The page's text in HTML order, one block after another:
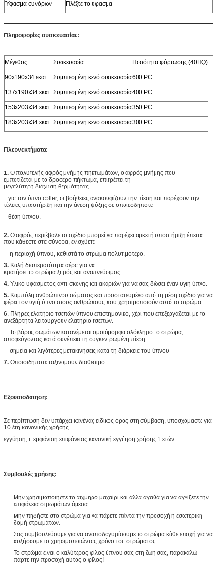
Ύφασμα συνόρων Πλέξτε το ύφασμα
Πληροφορίες συσκευασίας:
Μέγεθος Συσκευασία Ποσότητα φόρτωσης (40HQ)
90x190x34 εκατ. Συμπιεσμένη κενό συσκευασία600 PC
137x190x34 εκατ. Συμπιεσμένη κενό συσκευασία400 PC
153x203x34 εκατ. Συμπιεσμένη κενό συσκευασία350 PC
183x203x34 εκατ. Συμπιεσμένη κενό συσκευασία300 PC
Πλεονεκτήματα:
1. Ο πολυτελής αφρός μνήμης πηκτωμάτων, ο αφρός μνήμης που
εμποτίζεται με το δροσερό πήκτωμα, επιτρέπει τη
μεγαλύτερη διάχυση θερμότητας
για τον ύπνο coller, οι βοήθειες ανακουφίζουν την πίεση και παρέχουν την
τέλειες υποστήριξη και την άνεση ψύξης σε οποιεσδήποτε
θέση ύπνου.
2. Ο αφρός περιέβαλε το σχέδιο μπορεί να παρέχει αρκετή υποστήριξη έπειτα
που κάθεστε στα σύνορα, ενισχύετε
η περιοχή ύπνου, καθιστά το στρώμα πολυτιμότερο.
3. Καλή διαπερατότητα αέρα για να
κρατήσει το στρώμα ξηρός και αναπνεύσιμος.
4. Υλικό υφάσματος αντι-σκόνης και ακαριών για να σας δώσει έναν υγιή ύπνο.
5. Καμπύλη ανθρώπινου σώματος και προστατευμένο από τη μέση σχέδιο για να
φέρει τον υγιή ύπνο στους ανθρώπους που χρησιμοποιούν αυτό το στρώμα.
6. Πλήρες ελατήριο τσεπών ύπνου επιστημονικό, χέρι που επεξεργάζεται με το
ανεξάρτητα λειτουργούν ελατήριο τσεπών.
Το βάρος σωμάτων κατανέμεται ομοιόμορφα ολόκληρο το στρώμα,
αποφεύγοντας κατά συνέπεια τη συγκεντρωμένη πίεση
σημεία και λιγότερες μετακινήσεις κατά τη διάρκεια του ύπνου.
7. Οποιοιδήποτε ταξινομούν διαθέσιμο.
Εξουσιοδότηση:
Σε περίπτωση δεν υπάρχει κανένας ειδικός όρος στη σύμβαση, υποσχόμαστε για
10 έτη κανονικής χρήσης
εγγύηση, η εμφάνιση επιφάνειας κανονική εγγύηση χρήσης 1 ετών.
Συμβουλές χρήσης:
Μην χρησιμοποιήστε το αιχμηρό μαχαίρι και άλλα αγαθά για να αγγίξετε την
επιφάνεια στρωμάτων άμεσα.
Μην πηδήστε στο στρώμα για να πάρετε πάντα την προσοχή η εσωτερική
δομή στρωμάτων.
Σας συμβουλεύουμε για να αναποδογυρίσουμε το στρώμα κάθε εποχή για να
αυξήσουμε το χρησιμοποιώντας χρόνο του στρώματος.
Το στρώμα είναι ο καλύτερος φίλος ύπνου σας στη ζωή σας, παρακαλώ
πάρτε την προσοχή αυτός ο φίλος!